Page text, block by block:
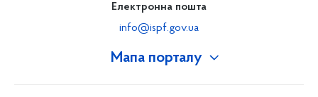
Мапа порталу
Електронна пошта
info@ispf.gov.ua